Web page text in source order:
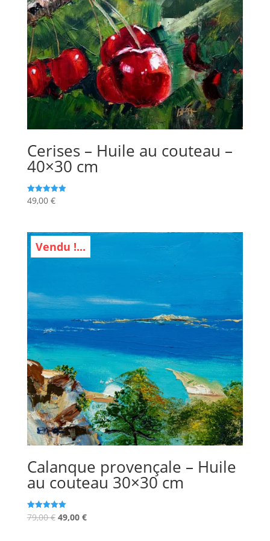
Cerises – Huile au couteau –
40×30 cm
Note
5.00
49,00 €
Vendu !...
Calanque provençale – Huile
au couteau 30×30 cm
Note
5.00
79,00€ Le
49,00 €Le